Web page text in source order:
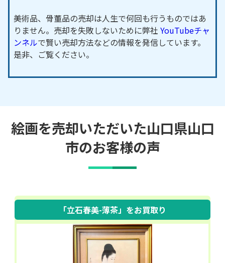
美術品、骨董品の売却は人生で何回も行うものではあ
りません。売却を失敗しないために弊社 YouTubeチャ
ンネルで賢い売却方法などの情報を発信しています。
是非、ご覧ください。
絵画を売却いただいた山口県山口
市のお客様の声
「立石春美-薄茶」 をお買取り